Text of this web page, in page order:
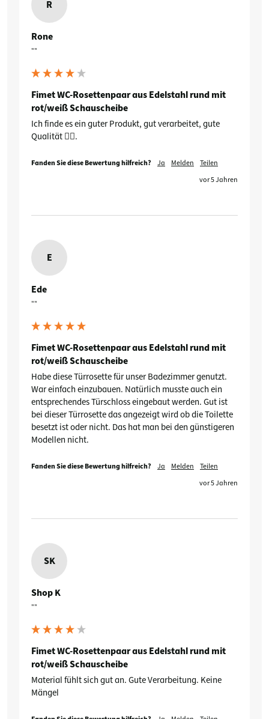
R
Rone
""
Fimet WC-Rosettenpaar aus Edelstahl rund mit
rot/weiß Schauscheibe
Ich finde es ein guter Produkt, gut verarbeitet, gute
Qualität 👍🏻.
Fanden Sie diese Bewertung hilfreich? Ja Melden
Teilen
vor 5 Jahren
E
Ede
""
Fimet WC-Rosettenpaar aus Edelstahl rund mit
rot/weiß Schauscheibe
Habe diese Türrosette für unser Badezimmer genutzt.
War einfach einzubauen. Natürlich musste auch ein
entsprechendes Türschloss eingebaut werden. Gut ist
bei dieser Türrosette das angezeigt wird ob die Toilette
besetzt ist oder nicht. Das hat man bei den günstigeren
Modellen nicht.
Fanden Sie diese Bewertung hilfreich? Ja Melden
Teilen
vor 5 Jahren
SK
Shop K
""
Fimet WC-Rosettenpaar aus Edelstahl rund mit
rot/weiß Schauscheibe
Material fühlt sich gut an. Gute Verarbeitung. Keine
Mängel